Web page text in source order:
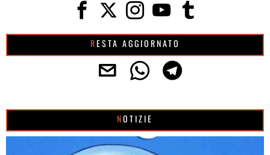
RESTA AGGIORNATO
NOTIZIE